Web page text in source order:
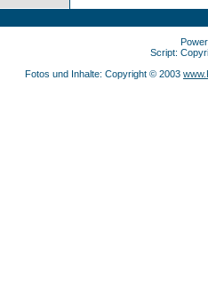
Script:
Fotos und Inhalte: Copyright © 2003